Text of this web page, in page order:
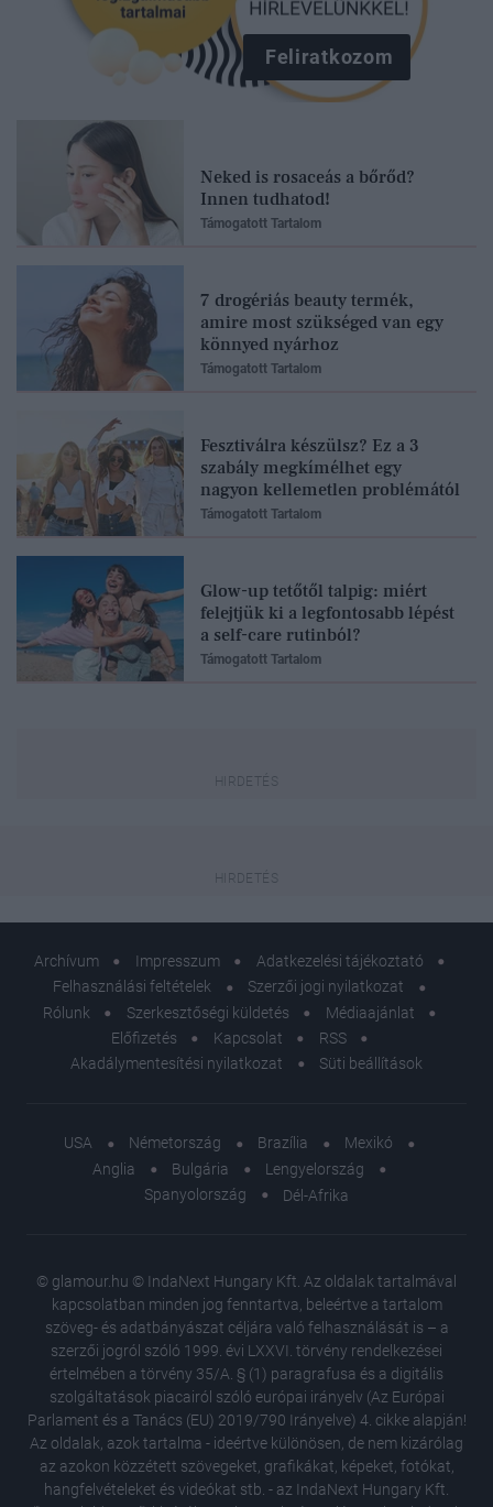
Feliratkozom
Neked is rosaceás a bőrőd?
Innen tudhatod!
Támogatott Tartalom
7 drogériás beauty termék,
amire most szükséged van egy
könnyed nyárhoz
Támogatott Tartalom
Fesztiválra készülsz? Ez a 3
szabály megkímélhet egy
nagyon kellemetlen problémától
Támogatott Tartalom
Glow-up tetőtől talpig: miért
felejtjük ki a legfontosabb lépést
a self-care rutinból?
Támogatott Tartalom
Archívum Impresszum
Adatkezelési tájékoztató
Felhasználási feltételek
Szerzői jogi nyilatkozat
Rólunk
Szerkesztőségi küldetés
Médiaajánlat
Előfizetés
Kapcsolat
RSS
Akadálymentesítési nyilatkozat
Süti beállítások
USA Németország Brazília
Mexikó
Anglia
Bulgária
Lengyelország
Spanyolország
Dél-Afrika
© glamour.hu © IndaNext Hungary Kft. Az oldalak tartalmával
kapcsolatban minden jog fenntartva, beleértve a tartalom
szöveg- és adatbányászat céljára való felhasználását is – a
szerzői jogról szóló 1999. évi LXXVI. törvény rendelkezései
értelmében a törvény 35/A. § (1) paragrafusa és a digitális
szolgáltatások piacairól szóló európai irányelv (Az Európai
Parlament és a Tanács (EU) 2019/790 Irányelve) 4. cikke alapján!
Az oldalak, azok tartalma - ideértve különösen, de nem kizárólag
az azokon közzétett szövegeket, grafikákat, képeket, fotókat,
hangfelvételeket és videókat stb. - az IndaNext Hungary Kft.